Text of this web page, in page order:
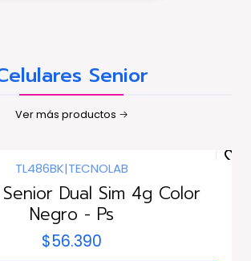
Senior
Ver más productos
TL486BK|TECNOLAB
Dual Sim 4g Color
Negro - Ps
$56.390